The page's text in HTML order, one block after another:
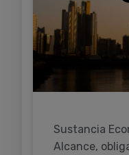
Sustancia
Alcance,